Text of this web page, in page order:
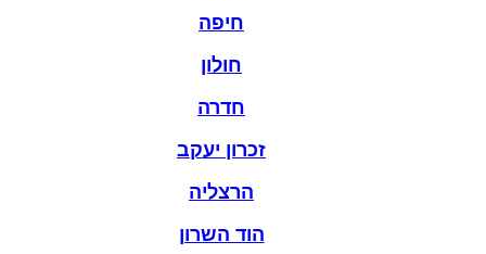
חיפה
חולון
חדרה
זכרון יעקב
הרצליה
הוד השרון